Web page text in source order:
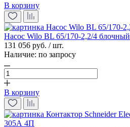
В корзину
Насос Wilo BL 65/170-2,2/4 блочный
131 056 руб. / шт.
Наличие: по запросу
В корзину